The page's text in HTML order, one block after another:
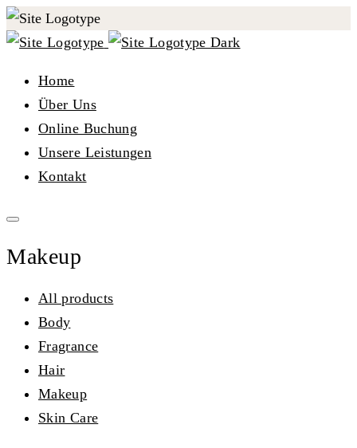
Home
Über Uns
Online Buchung
Unsere Leistungen
Kontakt
Makeup
All products
Body
Fragrance
Hair
Makeup
Skin Care